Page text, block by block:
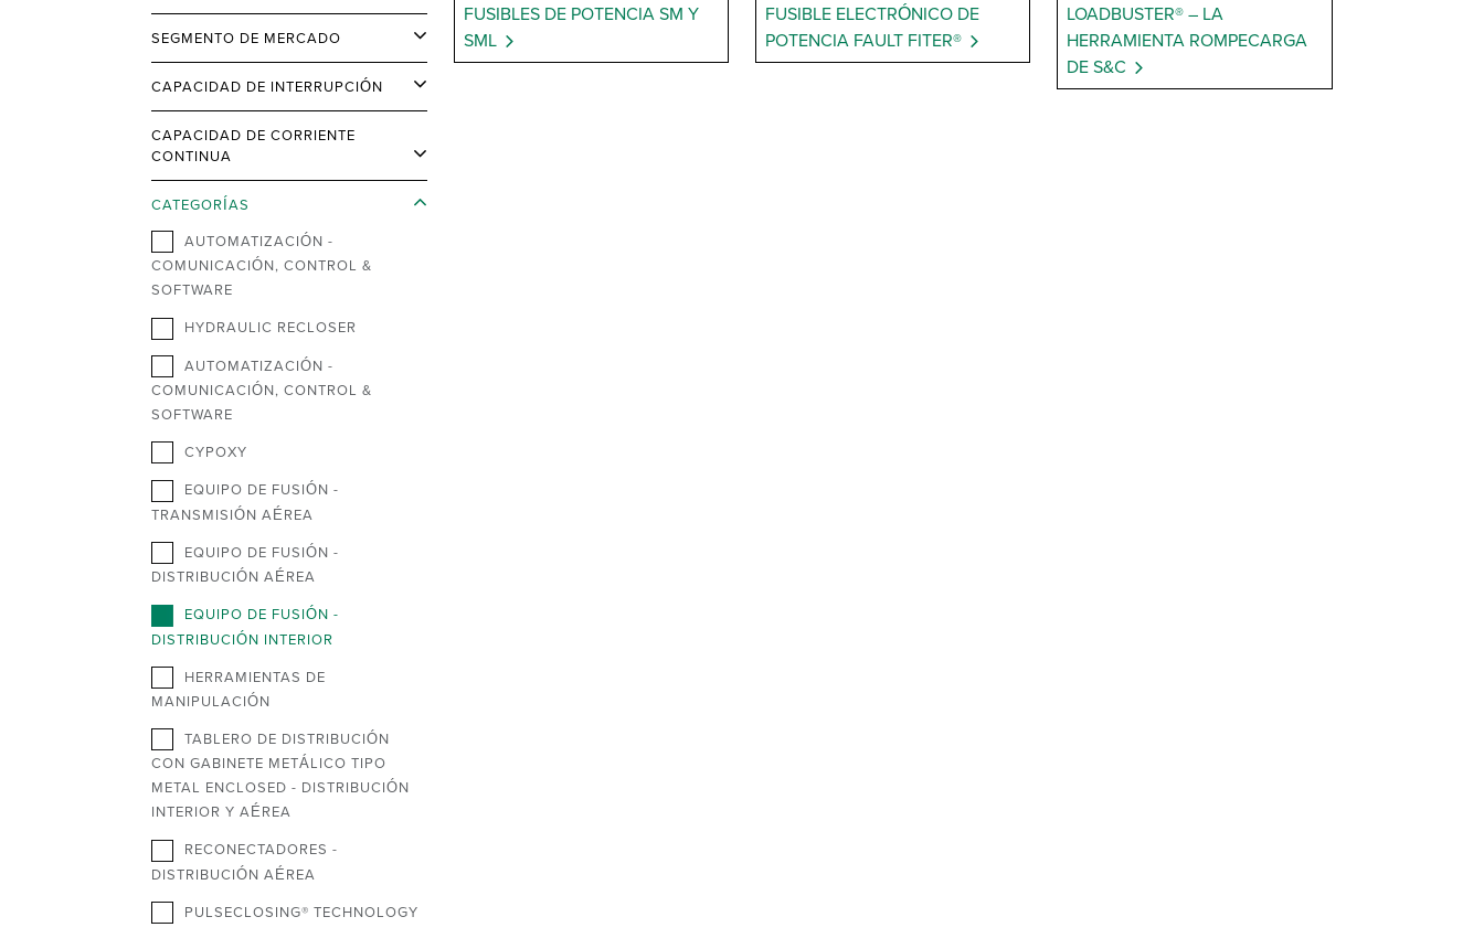
SEGMENTO DE MERCADO
CAPACIDAD DE INTERRUPCIÓN
CAPACIDAD DE CORRIENTE
CONTINUA
CATEGORÍAS
AUTOMATIZACIÓN -
COMUNICACIÓN, CONTROL &
SOFTWARE
HYDRAULIC RECLOSER
AUTOMATIZACIÓN -
COMUNICACIÓN, CONTROL &
SOFTWARE
CYPOXY
EQUIPO DE FUSIÓN -
TRANSMISIÓN AÉREA
EQUIPO DE FUSIÓN -
DISTRIBUCIÓN AÉREA
EQUIPO DE FUSIÓN -
DISTRIBUCIÓN INTERIOR
HERRAMIENTAS DE
MANIPULACIÓN
TABLERO DE DISTRIBUCIÓN
CON GABINETE METÁLICO TIPO
METAL ENCLOSED - DISTRIBUCIÓN
INTERIOR Y AÉREA
RECONECTADORES -
DISTRIBUCIÓN AÉREA
PULSECLOSING® TECHNOLOGY
FUSIBLES DE POTENCIA SM Y
SML
FUSIBLE ELECTRÓNICO DE
POTENCIA FAULT FITER®
LOADBUSTER® – LA
HERRAMIENTA ROMPECARGA
DE S&C